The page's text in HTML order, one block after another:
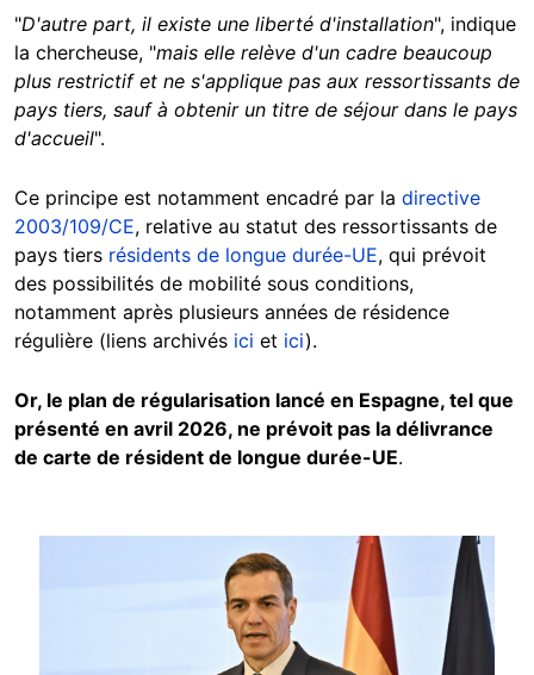
"D'autre part, il existe une liberté d'installation", indique
la chercheuse, "mais elle relève d'un cadre beaucoup
plus restrictif et ne s'applique pas aux ressortissants de
pays tiers, sauf à obtenir un titre de séjour dans le pays
d'accueil".
Ce principe est notamment encadré par la directive
2003/109/CE, relative au statut des ressortissants de
pays tiers résidents de longue durée-UE, qui prévoit
des possibilités de mobilité sous conditions,
notamment après plusieurs années de résidence
régulière (liens archivés ici et ici).
Or, le plan de régularisation lancé en Espagne, tel que
présenté en avril 2026, ne prévoit pas la délivrance
de carte de résident de longue durée-UE.